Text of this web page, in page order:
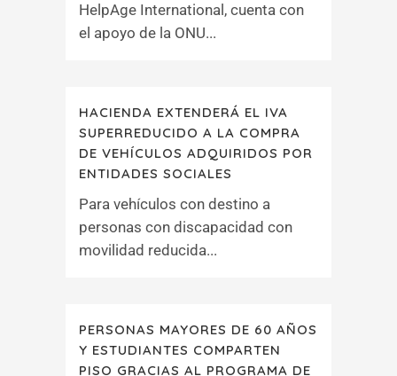
HelpAge International, cuenta con
el apoyo de la ONU...
HACIENDA EXTENDERÁ EL IVA
SUPERREDUCIDO A LA COMPRA
DE VEHÍCULOS ADQUIRIDOS POR
ENTIDADES SOCIALES
Para vehículos con destino a
personas con discapacidad con
movilidad reducida...
PERSONAS MAYORES DE 60 AÑOS
Y ESTUDIANTES COMPARTEN
PISO GRACIAS AL PROGRAMA DE